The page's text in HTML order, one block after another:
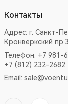
Контакты
Адрес: г. Санкт-
Кронверкский
Телефон: +7 981-
+7 (812) 232-2682
Email: